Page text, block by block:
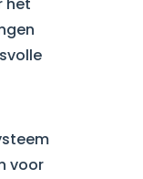
voor